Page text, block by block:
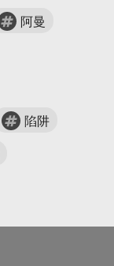
阿曼
陷阱